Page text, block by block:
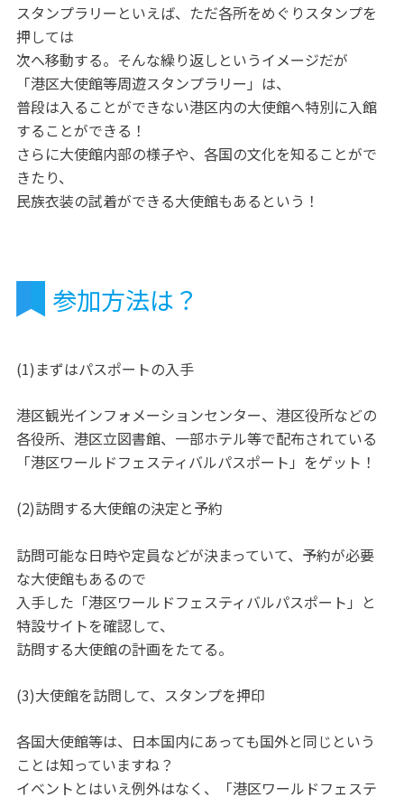
スタンプラリーといえば、ただ各所をめぐりスタンプを
押しては
次へ移動する。そんな繰り返しというイメージだが
「港区大使館等周遊スタンプラリー」は、
普段は入ることができない港区内の大使館へ特別に入館
することができる！
さらに大使館内部の様子や、各国の文化を知ることがで
きたり、
民族衣装の試着ができる大使館もあるという！
参加方法は？
(1)まずはパスポートの入手
港区観光インフォメーションセンター、港区役所などの
各役所、港区立図書館、一部ホテル等で配布されている
「港区ワールドフェスティバルパスポート」をゲット！
(2)訪問する大使館の決定と予約
訪問可能な日時や定員などが決まっていて、予約が必要
な大使館もあるので
入手した「港区ワールドフェスティバルパスポート」と
特設サイトを確認して、
訪問する大使館の計画をたてる。
(3)大使館を訪問して、スタンプを押印
各国大使館等は、日本国内にあっても国外と同じという
ことは知っていますね？
イベントとはいえ例外はなく、「港区ワールドフェステ